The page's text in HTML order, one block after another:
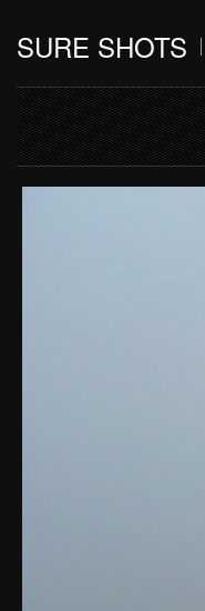
SURE SHOTS